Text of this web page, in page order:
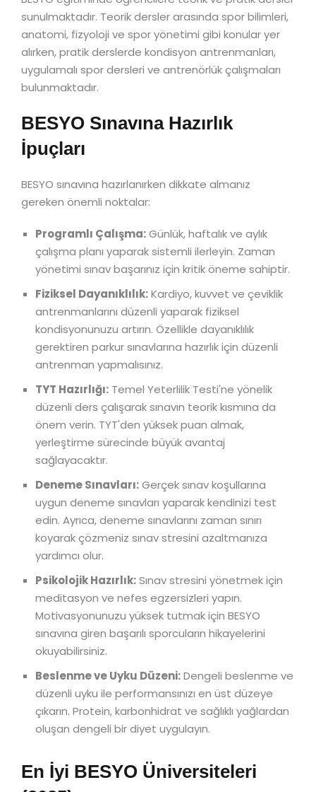
sunulmaktadır. Teorik dersler arasında spor bilimleri,
anatomi, fizyoloji ve spor yönetimi gibi konular yer
alırken, pratik derslerde kondisyon antrenmanları,
uygulamalı spor dersleri ve antrenörlük çalışmaları
bulunmaktadır.
BESYO Sınavına Hazırlık
İpuçları
BESYO sınavına hazırlanırken dikkate almanız
gereken önemli noktalar:
Programlı Çalışma:Günlük, haftalık ve aylık
çalışma planı yaparak sistemli ilerleyin. Zaman
yönetimi sınav başarınız için kritik öneme sahiptir.
Fiziksel Dayanıklılık:Kardiyo, kuvvet ve çeviklik
antrenmanlarını düzenli yaparak fiziksel
kondisyonunuzu artırın. Özellikle dayanıklılık
gerektiren parkur sınavlarına hazırlık için düzenli
antrenman yapmalısınız.
TYT Hazırlığı: Temel Yeterlilik Testi'ne yönelik
düzenli ders çalışarak sınavın teorik kısmına da
önem verin. TYT'den yüksek puan almak,
yerleştirme sürecinde büyük avantaj
sağlayacaktır.
Deneme Sınavları:Gerçek sınav koşullarına
uygun deneme sınavları yaparak kendinizi test
edin. Ayrıca, deneme sınavlarını zaman sınırı
koyarak çözmeniz sınav stresini azaltmanıza
yardımcı olur.
Psikolojik Hazırlık:Sınav stresini yönetmek için
meditasyon ve nefes egzersizleri yapın.
Motivasyonunuzu yüksek tutmak için BESYO
sınavına giren başarılı sporcuların hikayelerini
okuyabilirsiniz.
Beslenme ve Uyku Düzeni:Dengeli beslenme ve
düzenli uyku ile performansınızı en üst düzeye
çıkarın. Protein, karbonhidrat ve sağlıklı yağlardan
oluşan dengeli bir diyet uygulayın.
En İyi BESYO Üniversiteleri